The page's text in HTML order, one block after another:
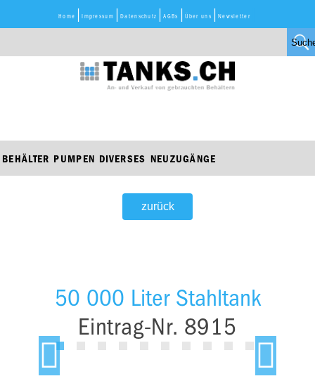
Home Impressum Datenschutz AGBs Über uns Newsletter
BEHÄLTER PUMPEN DIVERSES NEUZUGÄNGE
zurück
50 000 Liter Stahltank
Eintrag-Nr. 8915